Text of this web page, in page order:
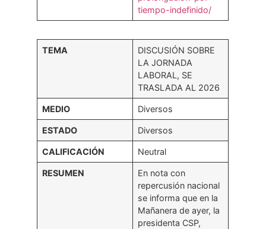
tiempo-indefinido/
TEMA
DISCUSIÓN SOBRE
LA JORNADA
LABORAL, SE
TRASLADA AL 2026
MEDIO Diversos
ESTADO Diversos
CALIFICACIÓN Neutral
RESUMEN
En nota con
repercusión nacional
se informa que en la
Mañanera de ayer, la
presidenta CSP,